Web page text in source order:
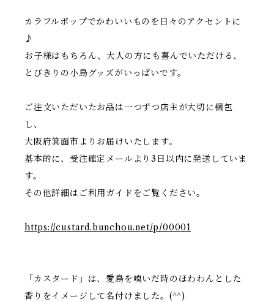
カラフルポップでかわいいものを日々のアクセントに
♪
お子様はもちろん、大人の方にも喜んでいただける、
とびきりの小鳥グッズがいっぱいです。
ご注文いただいたお品は一つずつ店主が大切に梱包
し、
大阪府箕面市よりお届けいたします。
基本的に、受注確定メールより3日以内に発送していま
す。
その他詳細はご利用ガイドをご覧ください。
https://custard.bunchou.net/p/00001
「カスタード」は、愛鳥を嗅いだ時のほわわんとした
香りをイメージして名付けました。(^^)